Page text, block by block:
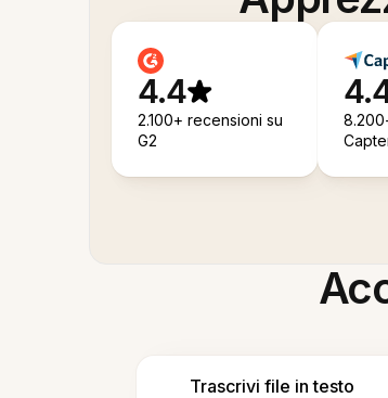
4.4
2.100+ recensioni su
G2
Trascrivi file in testo